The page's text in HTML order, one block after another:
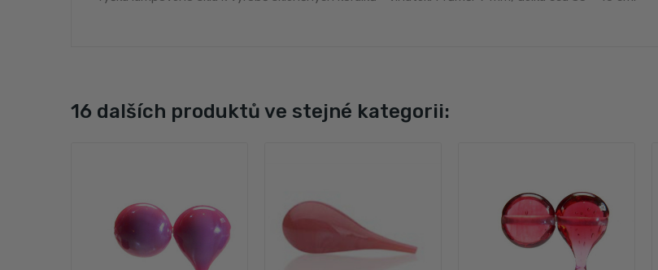
16 dalších produktů ve stejné kategorii: